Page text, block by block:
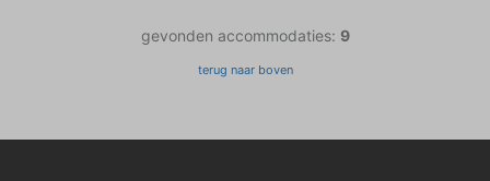
gevonden accommodaties: 9
terug naar boven